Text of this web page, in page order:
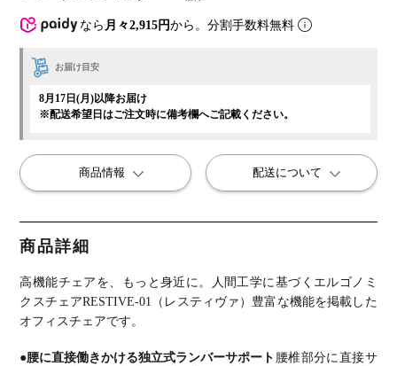
商品詳細
高機能チェアを、もっと身近に。
人間工学に基づくエルゴノミ
クスチェアRESTIVE-01（レスティヴァ） 豊富な機能を掲載した
オフィスチェアです。
●腰に直接働きかける独立式ランバーサポート 腰椎部分に直接サ
なら 月々2,915円から。分割手数料無料
お届け目安
8月17日(月)以降お届け
※配送希望日はご注文時に備考欄へご記載ください。
商品情報 配送について